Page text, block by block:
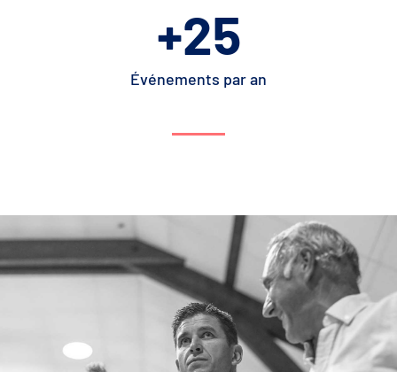
Événements par an
+25